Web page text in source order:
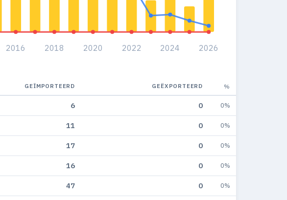
2016 2018 2020 2022 2024 2026
GEÏMPORTEERD GEËXPORTEERD %
6 0 0%
11 0 0%
17 0 0%
16 0 0%
47 0 0%